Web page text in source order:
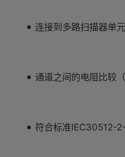
连接到多路扫描器
通道之间的电阻比较（
符合标准IEC30512-